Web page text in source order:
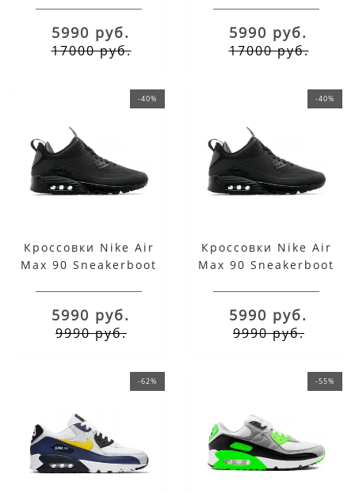
5990 руб.
17000 руб.
5990 руб.
17000 руб.
-40%
Кроссовки Nike Air
Max 90 Sneakerboot
5990 руб.
9990 руб.
-40%
Кроссовки Nike Air
Max 90 Sneakerboot
5990 руб.
9990 руб.
-62% -55%